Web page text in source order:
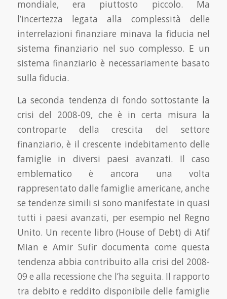
mondiale, era piuttosto piccolo. Ma
l’incertezza legata alla complessità delle
interrelazioni finanziare minava la fiducia nel
sistema finanziario nel suo complesso. E un
sistema finanziario è necessariamente basato
sulla fiducia.
La seconda tendenza di fondo sottostante la
crisi del 2008-09, che è in certa misura la
contro­parte della crescita del settore
finanziario, è il crescente indebitamento delle
famiglie in diversi paesi avanzati. Il caso
emblematico è ancora una volta
rappresentato dalle famiglie america­ne, anche
se tendenze simili si sono manifestate in quasi
tutti i paesi avanzati, per esempio nel Regno
Unito. Un recente libro (House of Debt) di Atif
Mian e Amir Sufir documenta come questa
tendenza abbia contribuito alla crisi del 2008-
09 e alla recessione che l’ha seguita. Il rapporto
tra debito e reddito disponibile delle famiglie